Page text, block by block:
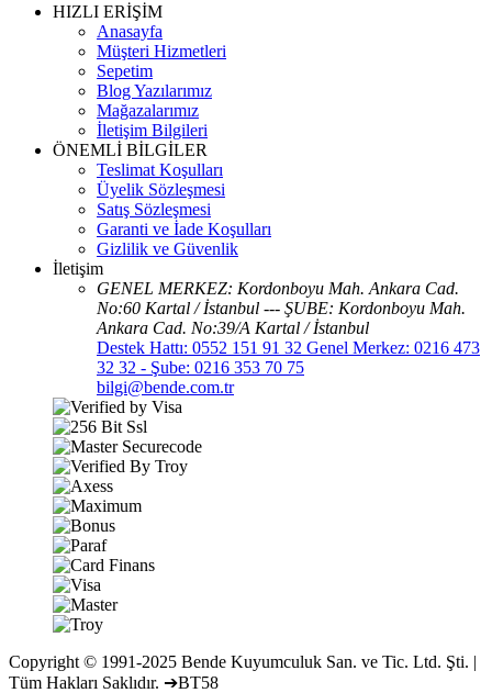
HIZLI ERİŞİM
Anasayfa
Müşteri Hizmetleri
Sepetim
Blog Yazılarımız
Mağazalarımız
İletişim Bilgileri
ÖNEMLİ BİLGİLER
Teslimat Koşulları
Üyelik Sözleşmesi
Satış Sözleşmesi
Garanti ve İade Koşulları
Gizlilik ve Güvenlik
İletişim
GENEL MERKEZ: Kordonboyu Mah. Ankara Cad.
No:60 Kartal / İstanbul --- ŞUBE: Kordonboyu Mah.
Ankara Cad. No:39/A Kartal / İstanbul
Destek Hattı: 0552 151 91 32 Genel Merkez: 0216 473
32 32 - Şube: 0216 353 70 75
bilgi@bende.com.tr
Copyright © 1991-2025 Bende Kuyumculuk San. ve Tic. Ltd. Şti. |
Tüm Hakları Saklıdır. ➔BT58